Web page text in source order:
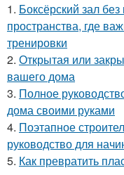
1. Боксёрский зал
пространства, где
тренировки
2. Открытая или
вашего дома
3. Полное
дома своими руками
4. Поэтапное
руководство для
5. Как превратить